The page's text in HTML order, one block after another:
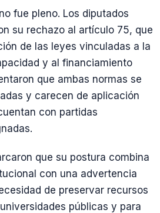
fue pleno. Los diputados
su rechazo al artículo 75, que
de las leyes vinculadas a la
y al financiamiento
que ambas normas se
y carecen de aplicación
con partidas
que su postura combina
con una advertencia
de preservar recursos
públicas y para